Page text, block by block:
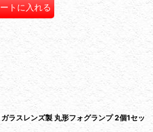
トに入れる
ラスレンズ製 丸形フォグランプ 2個1セッ